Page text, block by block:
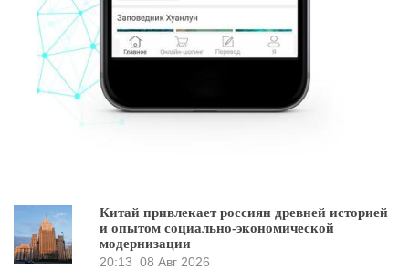
Китай привлекает россиян древней историей
и опытом социально-экономической
модернизации
20:13 08 Авг 2026